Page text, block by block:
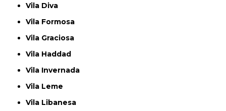
Vila Diva
Vila Formosa
Vila Graciosa
Vila Haddad
Vila Invernada
Vila Leme
Vila Libanesa